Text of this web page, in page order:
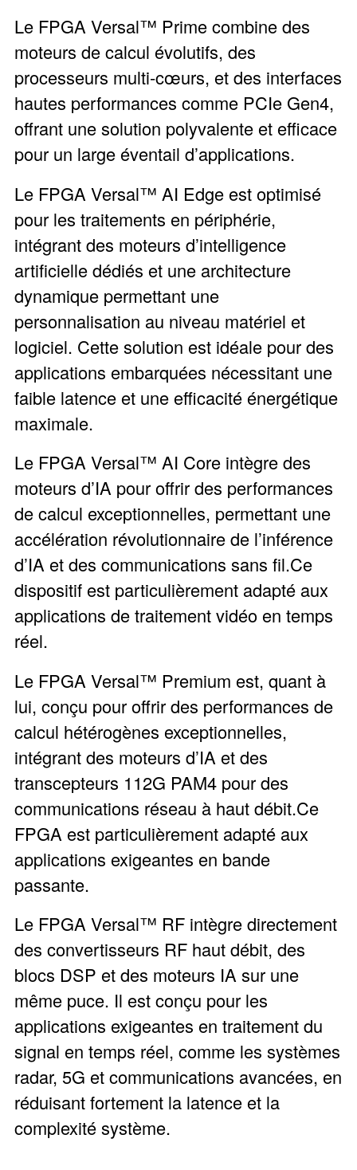
Le FPGA Versal™ Prime combine des
moteurs de calcul évolutifs, des
processeurs multi-cœurs, et des interfaces
hautes performances comme PCIe Gen4,
offrant une solution polyvalente et efficace
pour un large éventail d’applications.
Le FPGA Versal™ AI Edge est optimisé
pour les traitements en périphérie,
intégrant des moteurs d’intelligence
artificielle dédiés et une architecture
dynamique permettant une
personnalisation au niveau matériel et
logiciel. Cette solution est idéale pour des
applications embarquées nécessitant une
faible latence et une efficacité énergétique
maximale.
Le FPGA Versal™ AI Core intègre des
moteurs d’IA pour offrir des performances
de calcul exceptionnelles, permettant une
accélération révolutionnaire de l’inférence
d’IA et des communications sans fil.Ce
dispositif est particulièrement adapté aux
applications de traitement vidéo en temps
réel.
Le FPGA Versal™ Premium est, quant à
lui, conçu pour offrir des performances de
calcul hétérogènes exceptionnelles,
intégrant des moteurs d’IA et des
transcepteurs 112G PAM4 pour des
communications réseau à haut débit.Ce
FPGA est particulièrement adapté aux
applications exigeantes en bande
passante.
Le FPGA Versal™ RF intègre directement
des convertisseurs RF haut débit, des
blocs DSP et des moteurs IA sur une
même puce. Il est conçu pour les
applications exigeantes en traitement du
signal en temps réel, comme les systèmes
radar, 5G et communications avancées, en
réduisant fortement la latence et la
complexité système.